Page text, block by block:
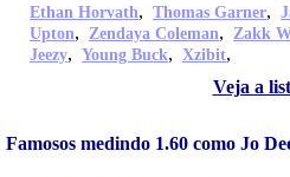
Ethan Horvath, Thomas Garner,
Upton, Zendaya Coleman, Zakk
Jeezy, Young Buck, Xzibit,
Veja a
Famosos medindo 1.60 como Jo